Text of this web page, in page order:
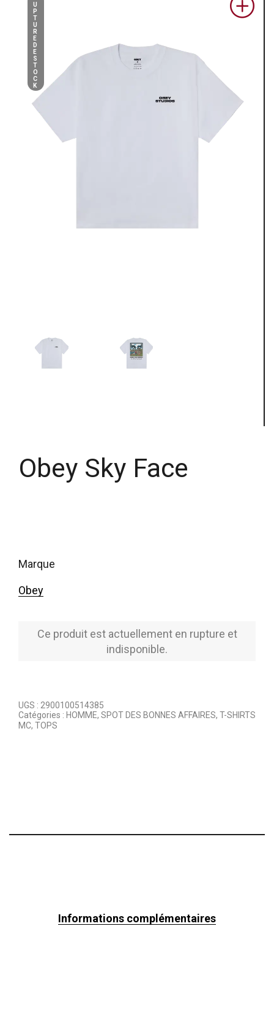
U
P
T
U
R
E
D
E
S
T
O
C
K
Obey Sky Face
marque
Obey
Ce produit est actuellement en rupture et
indisponible.
UGS : 2900100514385
Catégories : HOMME, SPOT DES BONNES AFFAIRES, T-SHIRTS
MC, TOPS
Informations complémentaires